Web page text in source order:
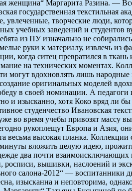
женщина“ Маргарита Разина. —
государственная текстильная
увлеченные, творческие люди,
учебных заведений и
из ПУ изначально не
руки к материалу, извлечь из
когда ситец превратился в ткань
на технических моментах.
вдохновлять лишь
оригинальных моделей
в своей номинации. А
и изысканно, хотя Коко вряд ли
студенчество Ивановская
во время учебы привозят массу
рукоплещут Европа и Азия,
весьма высокая планка.
вложить целую идею,
два почти
росписи, вышивки, наслоений и
салона-2012“ —
изысканна и неповторима,